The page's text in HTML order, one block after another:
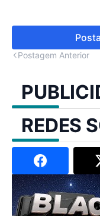
Postagem Anterior
REDES